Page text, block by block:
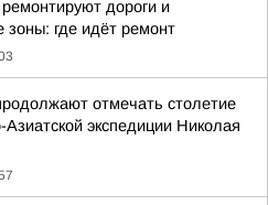
дороги и
зоны: где идёт ремонт
отмечать столетие
экспедиции Николая